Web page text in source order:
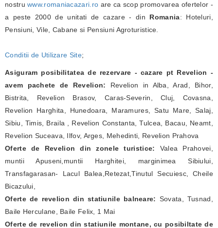
nostruwww.romaniacazari.ro are ca scop promovarea ofertelor -
a peste 2000 de unitati de cazare - din Romania: Hoteluri,
Pensiuni, Vile, Cabane si Pensiuni Agroturistice.
Conditii de Utilizare Site;
Asiguram posibilitatea de rezervare - cazare pt Revelion -
avem pachete de Revelion: Revelion in Alba, Arad, Bihor,
Bistrita, Revelion Brasov, Caras-Severin, Cluj, Covasna,
Revelion Harghita, Hunedoara, Maramures, Satu Mare, Salaj,
Sibiu, Timis, Braila , Revelion Constanta, Tulcea, Bacau, Neamt,
Revelion Suceava, Ilfov, Arges, Mehedinti, Revelion Prahova
Oferte de Revelion din zonele turistice: Valea Prahovei,
muntii Apuseni,muntii Harghitei, marginimea Sibiului,
Transfagarasan- Lacul Balea,Retezat,Tinutul Secuiesc, Cheile
Bicazului,
Oferte de revelion din statiunile balneare: Sovata, Tusnad,
Baile Herculane, Baile Felix, 1 Mai
Oferte de revelion din statiunile montane, cu posibiltate de